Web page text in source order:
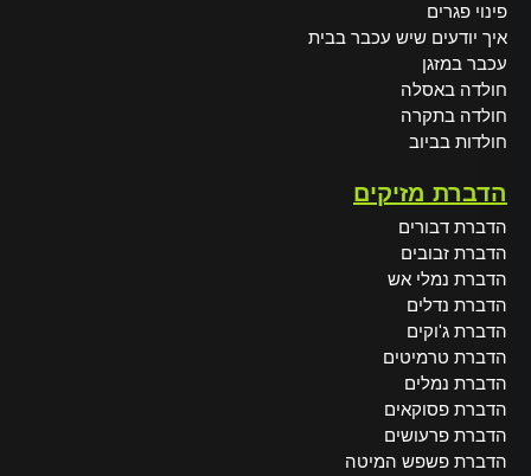
פינוי פגרים
איך יודעים שיש עכבר בבית
עכבר במזגן
חולדה באסלה
חולדה בתקרה
חולדות בביוב
הדברת מזיקים
הדברת דבורים
הדברת זבובים
הדברת נמלי אש
הדברת נדלים
הדברת ג'וקים
הדברת טרמיטים
הדברת נמלים
הדברת פסוקאים
הדברת פרעושים
הדברת פשפש המיטה